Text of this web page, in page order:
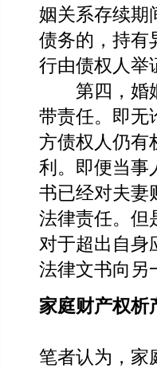
姻关系存续期
债务的，持有
行由债权人举
第四，婚姻
带责任。即无
方债权人仍有
利。即便当事
书已经对夫妻
法律责任。但
对于超出自身
法律文书向另
家庭财产权析
笔者认为，家